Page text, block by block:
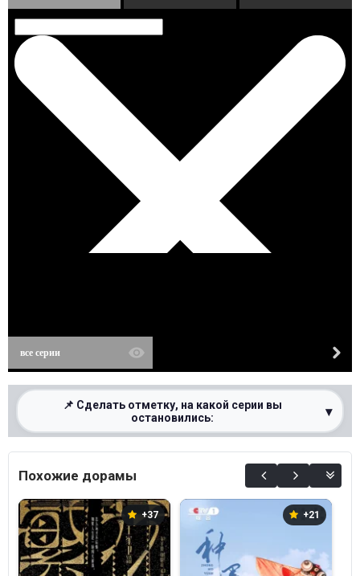
все серии
📌 Сделать отметку, на какой серии вы
остановились:
▾
0%
Похожие дорамы
+37 +21